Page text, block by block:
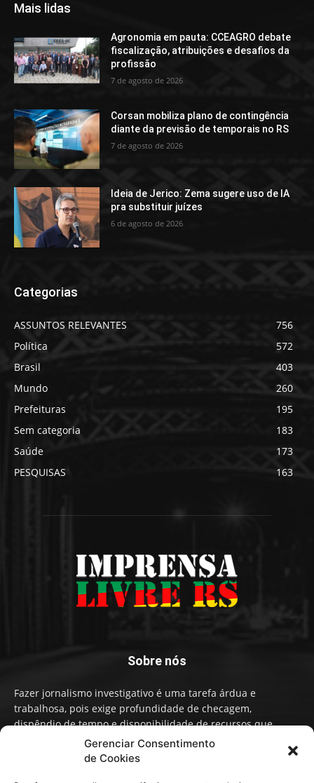
Gerenciar Consentimento
de Cookies
Mais lidas
Agronomia em pauta: CCEAGRO debate
fiscalização, atribuições e desafios da
profissão
7 de agosto de 2026
Corsan mobiliza plano de contingência
diante da previsão de temporais no RS
7 de agosto de 2026
Ideia de Jerico: Zema sugere uso de IA
pra substituir juízes
6 de agosto de 2026
Categorias
ASSUNTOS RELEVANTES
756
Política
572
Brasil
403
Mundo
260
Prefeituras
195
Sem categoria
183
Saúde
173
PESQUISAS
163
Sobre nós
Fazer jornalismo investigativo é uma tarefa árdua e
trabalhosa, pois exige profundidade de checagem,
dispêndio de tempo e disponibilidade de recursos que
influenciam na qualidade de informação e conteúdo. A
Imprensa Livre RS faz um Jornalismo independente,